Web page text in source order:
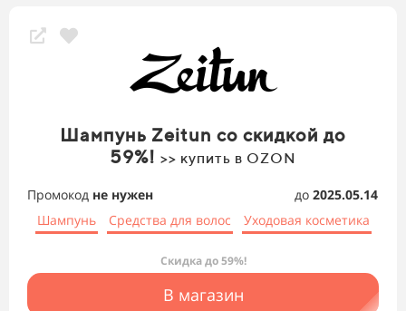
Шампунь Zeitun со скидкой до
59%! >> купить в OZON
Промокод не нужен до 2025.05.14
Шампунь
Средства для волос Уходовая косметика
Скидка до 59%!
В магазин